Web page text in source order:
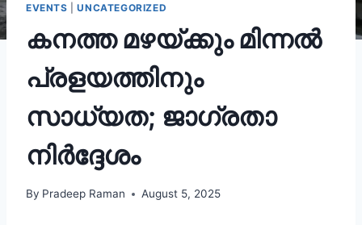
EVENTS |UNCATEGORIZED
കനത്ത മഴയ്ക്കും മിന്നൽ
പ്രളയത്തിനും
സാധ്യത; ജാഗ്രതാ
നിർദ്ദേശം
By Pradeep Raman August 5, 2025